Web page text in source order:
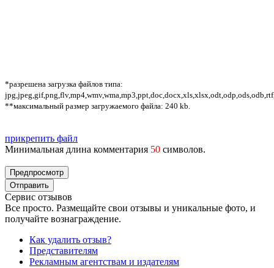
*разрешена загрузка файлов типа:
**максимальный размер загружаемого файла: 240 kb.
прикрепить файл
Минимальная длина комментария 50 символов.
Сервис отзывов
Все просто. Размещайте свои отзывы и уникальные фото, и
получайте вознаграждение.
Как удалить отзыв?
Представителям
Рекламным агентствам и издателям